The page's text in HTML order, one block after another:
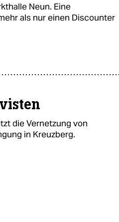
Neun. Eine
als nur einen Discounter
die Vernetzung von
in Kreuzberg.